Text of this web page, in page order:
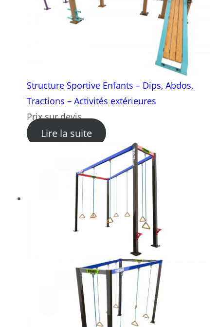
Structure Sportive Enfants – Dips, Abdos,
Tractions – Activités extérieures
Prix sur devis
Lire la suite: Structure Sportive